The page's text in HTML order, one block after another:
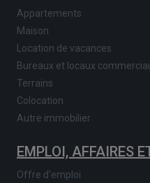
Appartements
Maison
Location de vacances
Bureaux et locaux
Terrains
Colocation
Autre immobilier
EMPLOI, AFFAIRES
Offre d'emploi